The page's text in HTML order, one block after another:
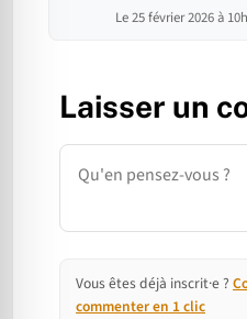
Le 25 février 2026 à
Laisser un
Commentaire
Vous êtes déjà inscrit·e ?
commenter en 1 clic